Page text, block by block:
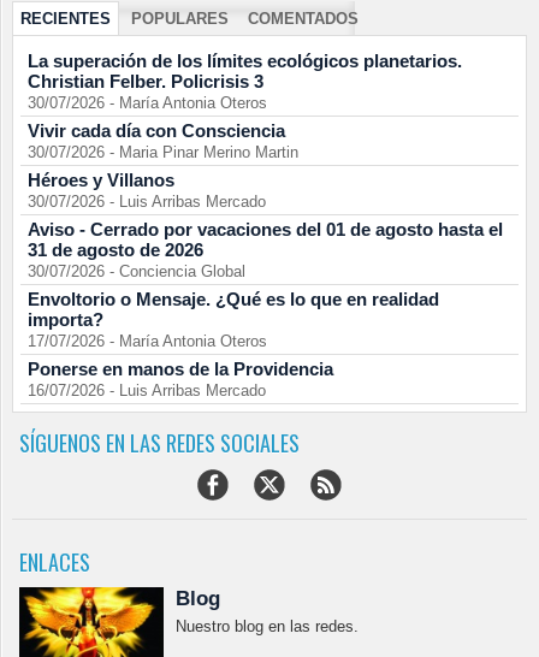
RECIENTES POPULARES COMENTADOS
La superación de los límites ecológicos planetarios.
Christian Felber. Policrisis 3
30/07/2026 - María Antonia Oteros
Vivir cada día con Consciencia
30/07/2026 - Maria Pinar Merino Martin
Héroes y Villanos
30/07/2026 - Luis Arribas Mercado
Aviso - Cerrado por vacaciones del 01 de agosto hasta el
31 de agosto de 2026
30/07/2026 - Conciencia Global
Envoltorio o Mensaje. ¿Qué es lo que en realidad
importa?
17/07/2026 - María Antonia Oteros
Ponerse en manos de la Providencia
16/07/2026 - Luis Arribas Mercado
SÍGUENOS EN LAS REDES SOCIALES
ENLACES
Blog
Nuestro blog en las redes.